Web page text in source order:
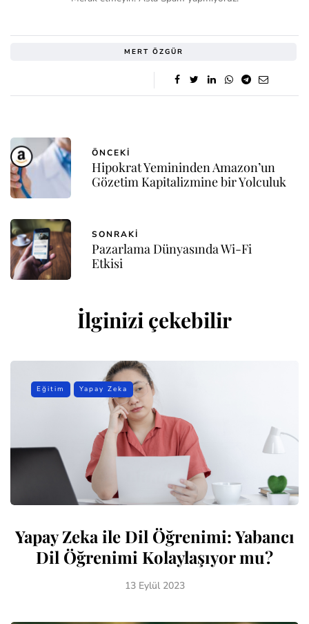
MERT ÖZGÜR
ÖNCEKI
Hipokrat Yemininden Amazon’un
Gözetim Kapitalizmine bir Yolculuk
SONRAKI
Pazarlama Dünyasında Wi-Fi
Etkisi
İlginizi çekebilir
Eğitim Yapay Zeka
Yapay Zeka ile Dil Öğrenimi: Yabancı
Dil Öğrenimi Kolaylaşıyor mu?
13 Eylül 2023